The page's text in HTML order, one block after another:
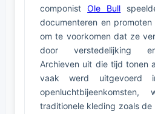
componistOle Bull
documenteren en
om te voorkomen dat ze
door verstedelijking
Archieven uit die tijd tonen
vaak werd uitgevoerd
traditionele kleding zoals de